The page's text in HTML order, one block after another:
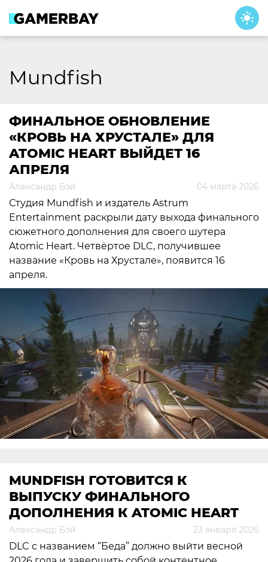
content
Mundfish
ФИНАЛЬНОЕ ОБНОВЛЕНИЕ
«КРОВЬ НА ХРУСТАЛЕ» ДЛЯ
ATOMIC HEART ВЫЙДЕТ 16
АПРЕЛЯ
Александр Бэй 04 марта 2026
Студия Mundfish и издатель Astrum
Entertainment раскрыли дату выхода финального
сюжетного дополнения для своего шутера
Atomic Heart. Четвёртое DLC, получившее
название «Кровь на Хрустале», появится 16
апреля.
MUNDFISH ГОТОВИТСЯ К
ВЫПУСКУ ФИНАЛЬНОГО
ДОПОЛНЕНИЯ К ATOMIC HEART
Александр Бэй 23 января 2026
DLC с названием “Беда” должно выйти весной